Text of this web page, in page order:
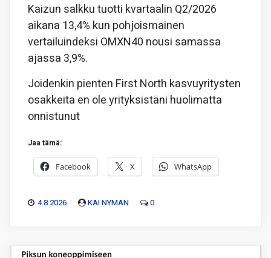
Kaizun salkku tuotti kvartaalin Q2/2026
aikana 13,4% kun pohjoismainen
vertailuindeksi OMXN40 nousi samassa
ajassa 3,9%.
Joidenkin pienten First North kasvuyritysten
osakkeita en ole yrityksistäni huolimatta
onnistunut
Jaa tämä:
Facebook X WhatsApp
4.8.2026 KAI NYMAN 0